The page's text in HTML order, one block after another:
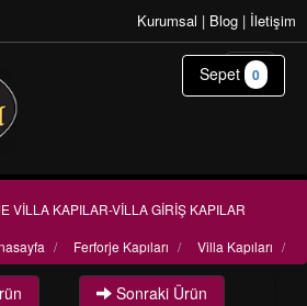
Kurumsal | Blog | İletişim
VİLLA KAPILAR-VİLLA GİRİŞ KAPILAR
Villa Kapıları /
Ferforje Kapıları /
/
Sonraki Ürün
Sepet 0